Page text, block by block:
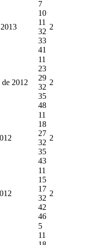
7
10
11
32
33
41
2
2012
11
23
29
32
35
48
2
11
18
27
32
35
43
2
11
15
17
32
42
46
2
5
11